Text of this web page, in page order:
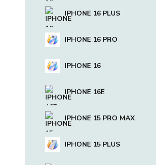
IPHONE 16 PLUS
IPHONE 16 PRO
IPHONE 16
IPHONE 16E
IPHONE 15 PRO MAX
IPHONE 15 PLUS